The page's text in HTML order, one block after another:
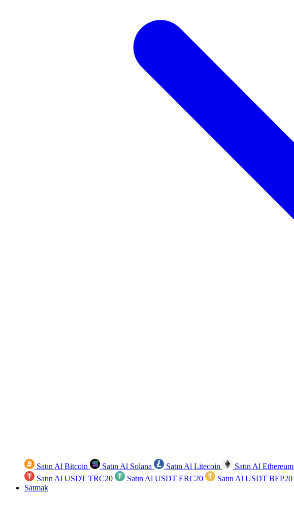
Satın Al Bitcoin Satın Al Solana Satın Al Litecoin Satın Al Ethereum
Satın Al USDT TRC20
Satın Al USDT ERC20 Satın Al USDT BEP20
Satmak